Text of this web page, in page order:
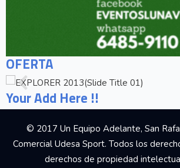
OFERTA
Your Add Here !!
© 2017 Un Equipo Adelante, San
Comercial Udesa Sport. Todos los
derechos de propiedad